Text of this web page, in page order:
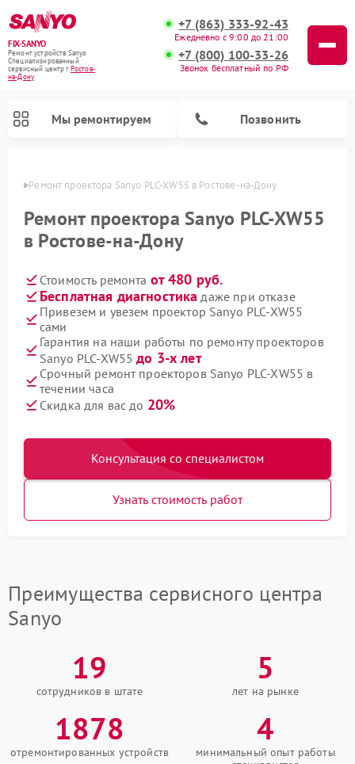
FIX-SANYO
Ремонт устройств Sanyo
Специализированный
cервисный центр г.Ростов-
на-Дону
+7 (863) 333-92-43
Ежедневно с 9:00 до 21:00
+7 (800) 100-33-26
Звонок бесплатный по РФ
Мы ремонтируем Позвонить
Ремонт проектора Sanyo PLC-XW55 в Ростове-на-Дону
Ремонт проектора Sanyo PLC-XW55
в Ростове-на-Дону
Стоимость ремонта от 480 руб.
Бесплатная диагностика даже при отказе
Привезем и увезем проектор Sanyo PLC-XW55
сами
Гарантия на наши работы по ремонту проекторов
Sanyo PLC-XW55до 3-х лет
Срочный ремонт проекторов Sanyo PLC-XW55 в
течении часа
Скидка для вас до 20%
Консультация со специалистом
Узнать стоимость работ
Преимущества сервисного центра
Sanyo
19
сотрудников в штате
5
лет на рынке
1878
отремонтированных устройств
4
минимальный опыт работы